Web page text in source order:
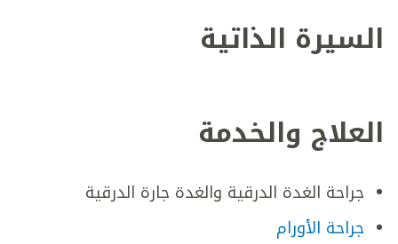
السيرة الذاتية
العلاج والخدمة
جراحة الغدة الدرقية والغدة جارة الدرقية
جراحة الأورام